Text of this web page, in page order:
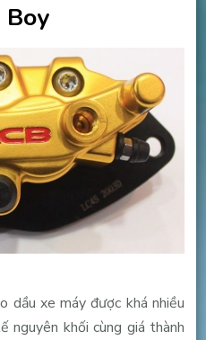
Boy
dầu xe máy được khá nhiều
nguyên khối cùng giá thành